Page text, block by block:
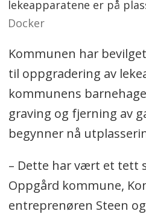
lekeapparatene er på
Docker
Kommunen har
til oppgradering av
kommunens
graving og fjerning av
begynner nå
– Dette har vært et tett
Oppgård kommune,
entreprenøren Steen